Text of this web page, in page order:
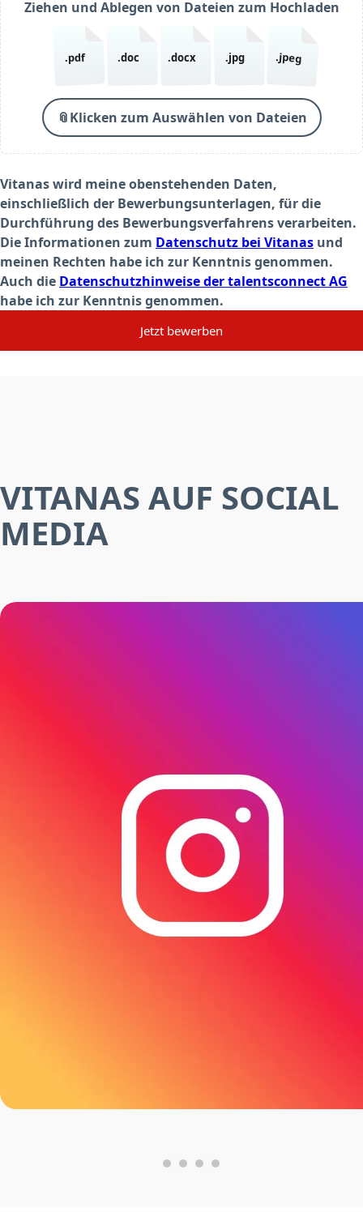
Ziehen und Ablegen von Dateien zum Hochladen
.pdf .doc .docx .jpg .jpeg
📎Klicken zum Auswählen von Dateien
Vitanas wird meine obenstehenden Daten,
einschließlich der Bewerbungsunterlagen, für die
Durchführung des Bewerbungsverfahrens verarbeiten.
Die Informationen zum Datenschutz bei Vitanas und
meinen Rechten habe ich zur Kenntnis genommen.
Auch die Datenschutzhinweise der talentsconnect AG
habe ich zur Kenntnis genommen.
Jetzt bewerben
VITANAS AUF SOCIAL
MEDIA